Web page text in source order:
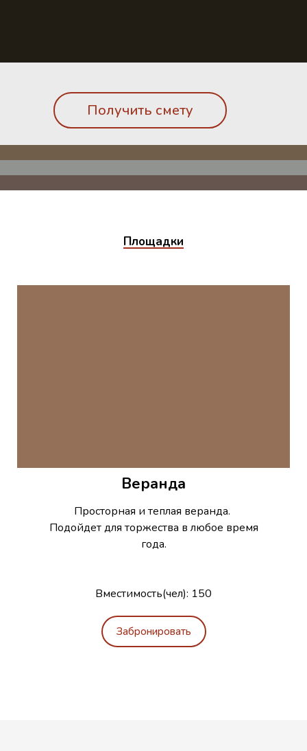
Получить смету
Площадки
Веранда
Просторная и теплая веранда.
Подойдет для торжества в любое время
года.
Вместимость(чел): 150
Забронировать